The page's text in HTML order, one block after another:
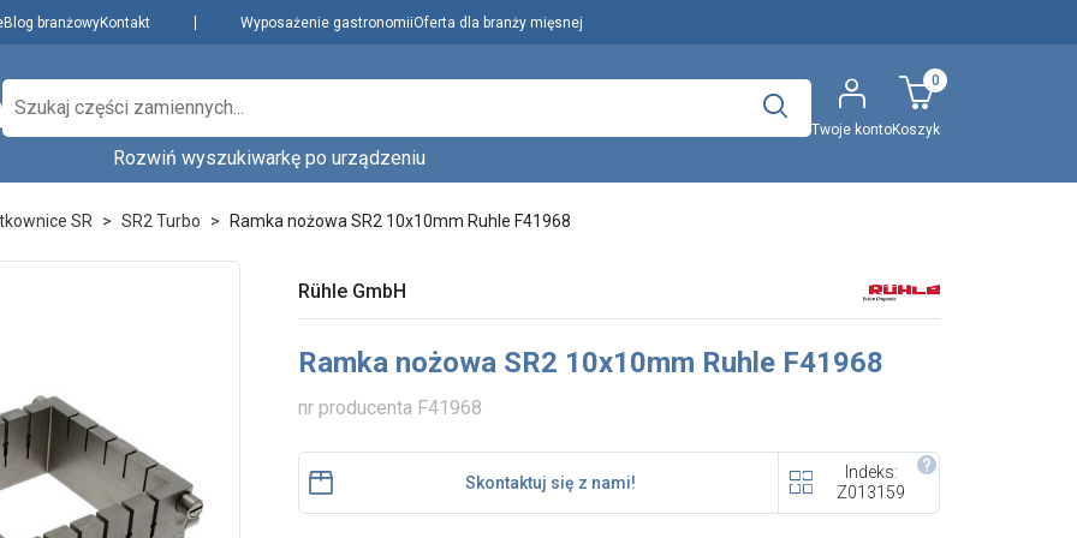
Blog branżowyKontakt Wyposażenie gastronomiiOferta dla branży mięsnej
Producenci
Najpopularniejsi
Dowiedz się więcej
Aktualności i porady
O nas
Polityka prywatności
i cookies
Polecany artykuł
Twoje kontoKoszyk
0
Wyszukaj
Rozwiń wyszukiwarkę po urządzeniu
SR SR2 Turbo Ramka nożowa SR2 10x10mm Ruhle F41968
Rühle GmbH
Ramka nożowa SR2 10x10mm Ruhle F41968
nr producenta F41968
Skontaktuj się z nami!
Indeks:
Z013159